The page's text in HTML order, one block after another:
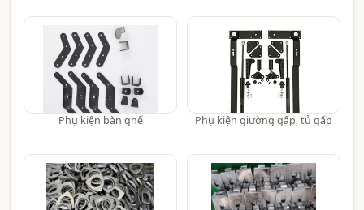
Phụ kiện bàn ghế Phụ kiện giường gấp, tủ gấp